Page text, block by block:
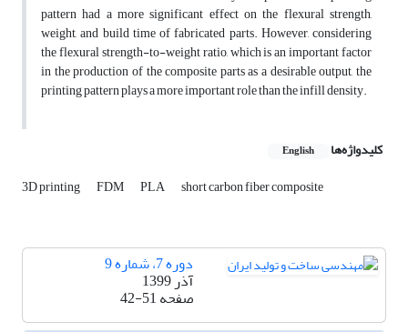
pattern had a more significant effect on the flexural strength,
weight, and build time of fabricated parts. However, considering
the flexural strength-to-weight ratio, which is an important factor
in the production of the composite parts as a desirable output, the
printing pattern plays a more important role than the infill density.
کلیدواژه‌ها English
3D printing FDM PLA short carbon fiber composite
دوره 7، شماره 9
آذر 1399
صفحه42-51